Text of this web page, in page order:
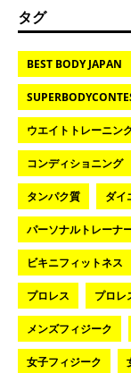
タグ
BEST BODY JAPAN
ウエイトトレーニン
コンディショニング
タンパク質 ダイ
パーソナルトレーナ
ビキニフィットネス
プロレス プロレ
メンズフィジーク
女子フィジーク